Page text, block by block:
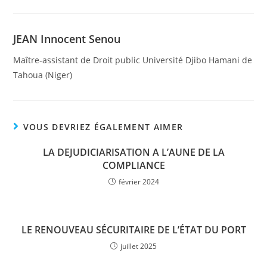
JEAN Innocent Senou
Maître-assistant de Droit public Université Djibo Hamani de
Tahoua (Niger)
VOUS DEVRIEZ ÉGALEMENT AIMER
LA DEJUDICIARISATION A L’AUNE DE LA
COMPLIANCE
février 2024
LE RENOUVEAU SÉCURITAIRE DE L’ÉTAT DU PORT
juillet 2025